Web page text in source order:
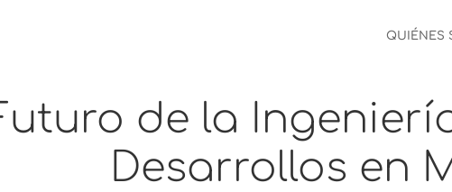
QUIÉNES
de la
Desarrollos en